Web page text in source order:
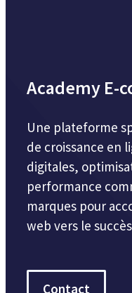
Academy E-
Une plateforme
de croissance en
digitales,
performance
marques pour
web vers le
Contact